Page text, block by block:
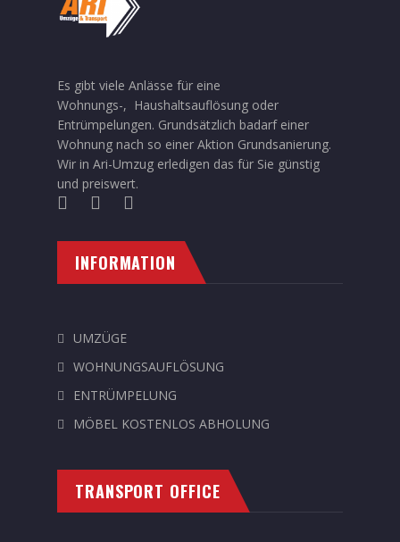
Es gibt viele Anlässe für eine
Wohnungs-, Haushaltsauflösung oder
Entrümpelungen. Grundsätzlich badarf einer
Wohnung nach so einer Aktion Grundsanierung.
Wir in Ari-Umzug erledigen das für Sie günstig
und preiswert.
INFORMATION
UMZÜGE
WOHNUNGSAUFLÖSUNG
ENTRÜMPELUNG
MÖBEL KOSTENLOS ABHOLUNG
TRANSPORT OFFICE